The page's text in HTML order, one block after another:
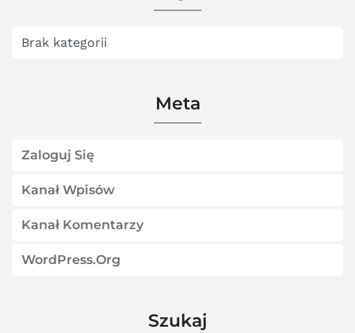
Brak kategorii
Meta
Zaloguj Się
Kanał Wpisów
Kanał Komentarzy
WordPress.org
Szukaj